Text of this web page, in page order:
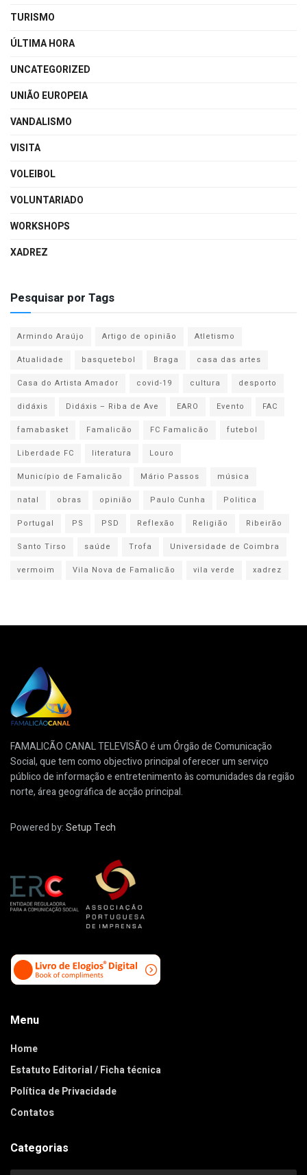
TURISMO
ÚLTIMA HORA
UNCATEGORIZED
UNIÃO EUROPEIA
VANDALISMO
VISITA
VOLEIBOL
VOLUNTARIADO
WORKSHOPS
XADREZ
Pesquisar por Tags
Armindo Araújo Artigo de opinião
Atletismo
Atualidade
basquetebol Braga
casa das artes
Casa do Artista Amador
covid-19 cultura
desporto
didáxis
Didáxis – Riba de Ave EARO Evento
FAC
famabasket
Famalicão FC Famalicão
futebol
Liberdade FC
literatura
Louro
Município de Famalicão
Mário Passos
música
natal
obras opinião Paulo Cunha
Politica
Portugal
PS PSD Reflexão Religião
Ribeirão
Santo Tirso
saúde Trofa
Universidade de Coimbra
vermoim
Vila Nova de Famalicão vila verde xadrez
FAMALICÃO CANAL TELEVISÃO é um Órgão de Comunicação
Social, que tem como objectivo principal oferecer um serviço
público de informação e entretenimento às comunidades da região
norte, área geográfica de acção principal.
Powered by:Setup Tech
Menu
Home
Estatuto Editorial / Ficha técnica
Política de Privacidade
Contatos
Categorias